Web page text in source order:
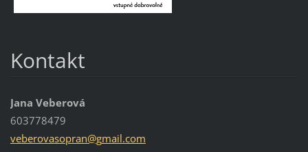
Kontakt
Jana Veberová
603778479
veberovasopran@gmail.com